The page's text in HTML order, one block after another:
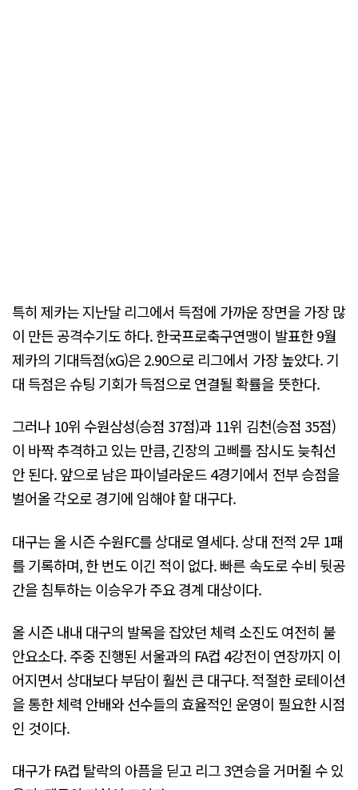
특히 제카는 지난달 리그에서 득점에 가까운 장면을 가장 많
이 만든 공격수기도 하다. 한국프로축구연맹이 발표한 9월
제카의 기대득점(xG)은 2.90으로 리그에서 가장 높았다. 기
대 득점은 슈팅 기회가 득점으로 연결될 확률을 뜻한다.
그러나 10위 수원삼성(승점 37점)과 11위 김천(승점 35점)
이 바짝 추격하고 있는 만큼, 긴장의 고삐를 잠시도 늦춰선
안 된다. 앞으로 남은 파이널라운드 4경기에서 전부 승점을
벌어올 각오로 경기에 임해야 할 대구다.
대구는 올 시즌 수원FC를 상대로 열세다. 상대 전적 2무 1패
를 기록하며, 한 번도 이긴 적이 없다. 빠른 속도로 수비 뒷공
간을 침투하는 이승우가 주요 경계 대상이다.
올 시즌 내내 대구의 발목을 잡았던 체력 소진도 여전히 불
안요소다. 주중 진행된 서울과의 FA컵 4강전이 연장까지 이
어지면서 상대보다 부담이 훨씬 큰 대구다. 적절한 로테이션
을 통한 체력 안배와 선수들의 효율적인 운영이 필요한 시점
인 것이다.
대구가 FA컵 탈락의 아픔을 딛고 리그 3연승을 거머쥘 수 있